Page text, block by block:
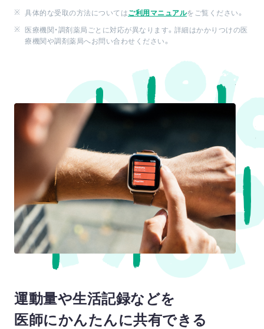
具体的な受取の方法についてはご利用マニュアルをご覧ください。
医療機関・調剤薬局ごとに対応が異なります。詳細はかかりつけの医
療機関や調剤薬局へお問い合わせください。
運動量や生活記録などを
医師にかんたんに共有できる